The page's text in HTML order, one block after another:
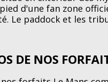
d'une fan zone
Le paddock et les
DE NOS